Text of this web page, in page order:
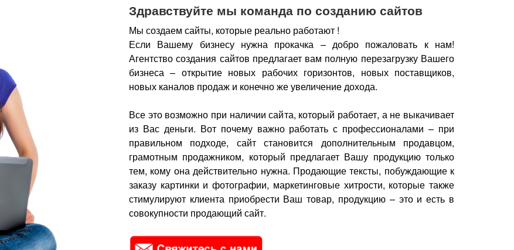
Здравствуйте мы команда по созданию сайтов
Мы создаем сайты, которые реально работают !
Если Вашему бизнесу нужна прокачка – добро пожаловать к нам!
Агентство создания сайтов предлагает вам полную перезагрузку Вашего
бизнеса – открытие новых рабочих горизонтов, новых поставщиков,
новых каналов продаж и конечно же увеличение дохода.
Все это возможно при наличии сайта, который работает, а не выкачивает
из Вас деньги. Вот почему важно работать с профессионалами – при
правильном подходе, сайт становится дополнительным продавцом,
грамотным продажником, который предлагает Вашу продукцию только
тем, кому она действительно нужна. Продающие тексты, побуждающие к
заказу картинки и фотографии, маркетинговые хитрости, которые также
стимулируют клиента приобрести Ваш товар, продукцию – это и есть в
совокупности продающий сайт.